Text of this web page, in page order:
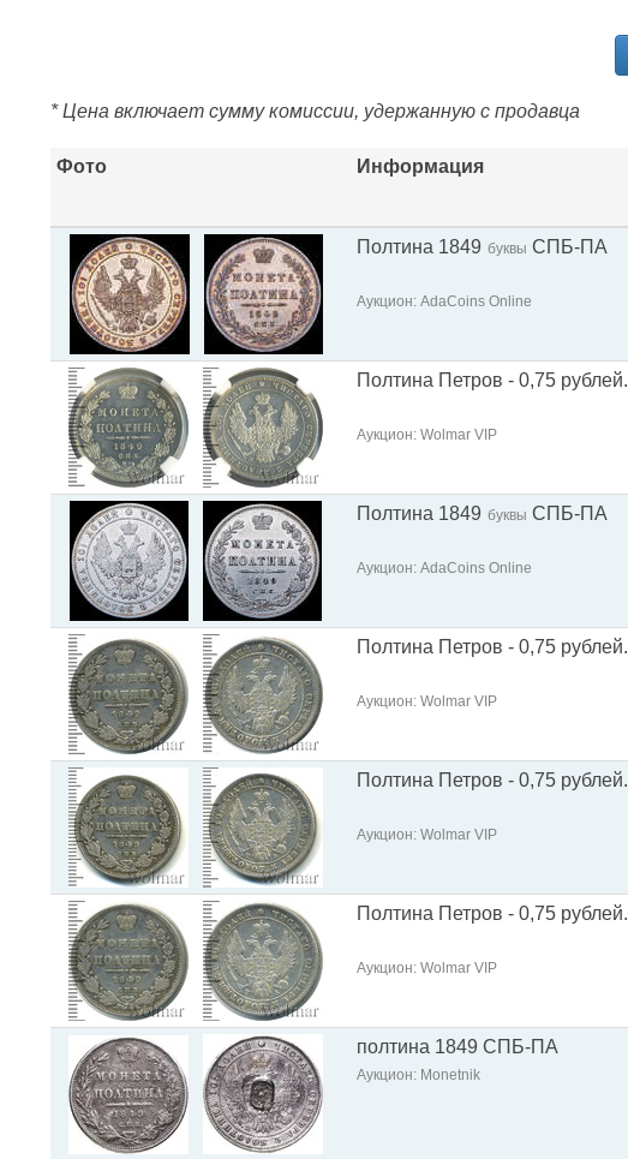
* Цена включает сумму комиссии, удержанную с продавца
Фото Информация
Полтина 1849 буквы СПБ-ПА
Аукцион: AdaCoins Online
Полтина Петров - 0,75 рублей.
Аукцион: Wolmar VIP
Полтина 1849 буквы СПБ-ПА
Аукцион: AdaCoins Online
Полтина Петров - 0,75 рублей.
Аукцион: Wolmar VIP
Полтина Петров - 0,75 рублей.
Аукцион: Wolmar VIP
Полтина Петров - 0,75 рублей.
Аукцион: Wolmar VIP
полтина 1849 СПБ-ПА
Аукцион: Monetnik